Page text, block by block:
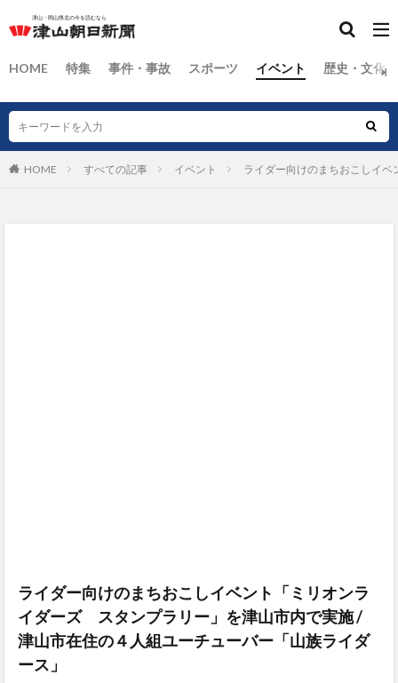
HOME 特集 事件・事故 スポーツ イベント 歴史・文化
HOME すべての記事 イベント ライダー向けのまちおこしイ
ライダー向けのまちおこしイベント「ミリオンラ
イダーズ スタンプラリー」を津山市内で実施 /
津山市在住の４人組ユーチューバー「山族ライダ
ース」